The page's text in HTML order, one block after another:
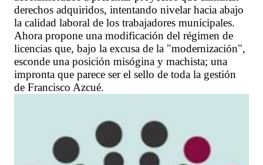
derechos adquiridos, intentando nivelar hacia abajo
la calidad laboral de los trabajadores municipales.
Ahora propone una modificación del régimen de
licencias que, bajo la excusa de la "modernización",
esconde una posición misógina y machista; una
impronta que parece ser el sello de toda la gestión
de Francisco Azcué.